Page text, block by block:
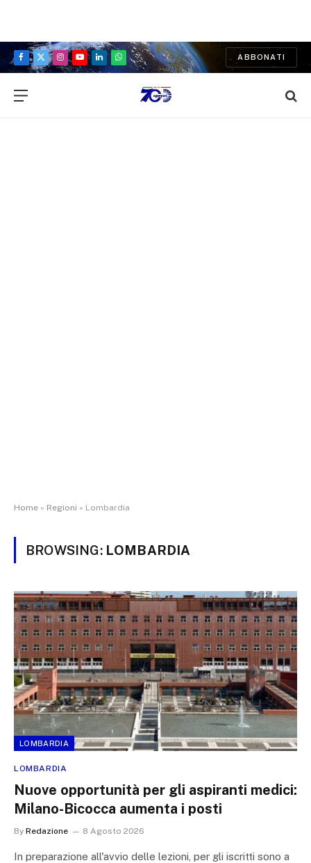
Facebook
X
Instagram
YouTubeLinkedInWhatsApp
ABBONATI
Home » Regioni » Lombardia
BROWSING: LOMBARDIA
LOMBARDIA
LOMBARDIA
Nuove opportunità per gli aspiranti medici:
Milano-Bicocca aumenta i posti
By Redazione 8 Agosto 2026
In preparazione all'avvio delle lezioni, per gli iscritti sono a